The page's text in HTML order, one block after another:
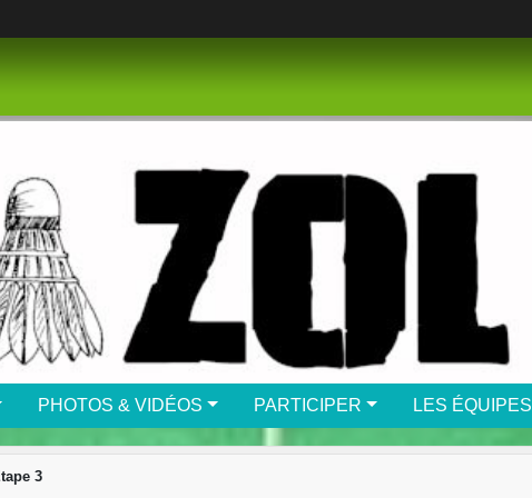
PHOTOS & VIDÉOS PARTICIPER LES ÉQUIPES
3